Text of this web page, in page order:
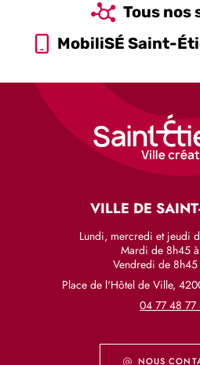
MobiliSÉ Saint-
Tous nos
VILLE DE
Lundi, mercredi et jeudi
Mardi de 8h45
Vendredi de
Place de l'Hôtel de Ville,
04 77 48 77
NOUS